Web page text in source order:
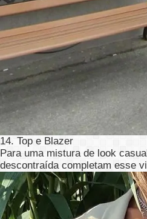
14. Top e Blazer
Para uma mistura de look
descontraída completam esse